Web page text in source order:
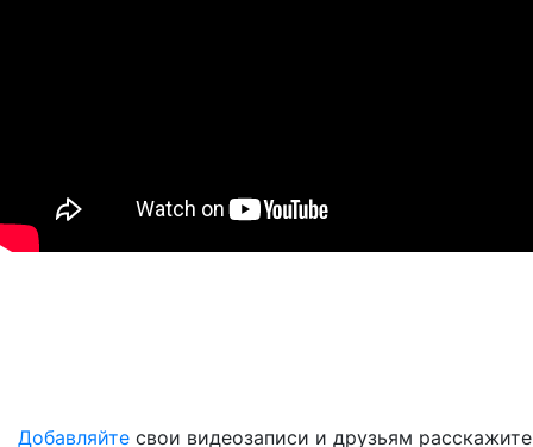
Добавляйте свои видеозаписи и друзьям